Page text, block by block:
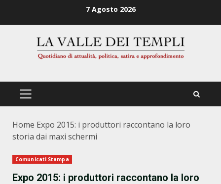
7 Agosto 2026
PRIMÄRES
Home Expo 2015: i produttori raccontano la loro
storia dai maxi schermi
Comunicati Stampa
Expo 2015: i produttori raccontano la loro